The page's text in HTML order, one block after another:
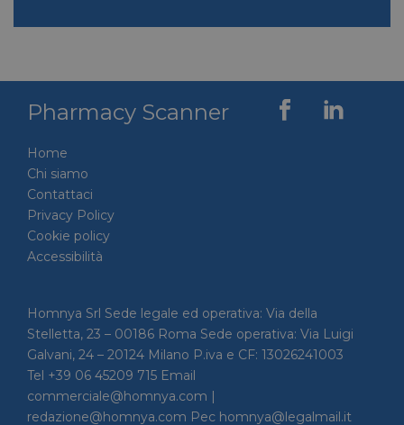
Pharmacy Scanner
Home
Chi siamo
Contattaci
Privacy Policy
Cookie policy
Accessibilità
Homnya Srl Sede legale ed operativa: Via della
Stelletta, 23 – 00186 Roma Sede operativa: Via Luigi
Galvani, 24 – 20124 Milano P.iva e CF: 13026241003
Tel +39 06 45209 715 Email
commerciale@homnya.com |
redazione@homnya.com Pec homnya@legalmail.it